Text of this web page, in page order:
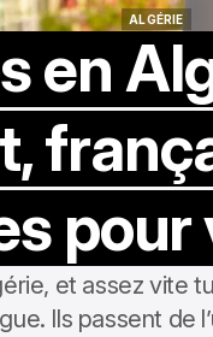
ALGÉRIE
en
pour
et assez vite
Ils passent de